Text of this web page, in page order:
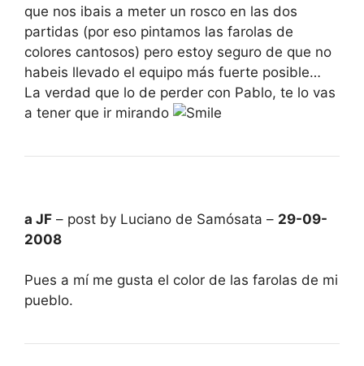
que nos ibais a meter un rosco en las dos
partidas (por eso pintamos las farolas de
colores cantosos) pero estoy seguro de que no
habeis llevado el equipo más fuerte posible…
La verdad que lo de perder con Pablo, te lo vas
a tener que ir mirando
a JF – post by Luciano de Samósata – 29-09-
2008
Pues a mí me gusta el color de las farolas de mi
pueblo.